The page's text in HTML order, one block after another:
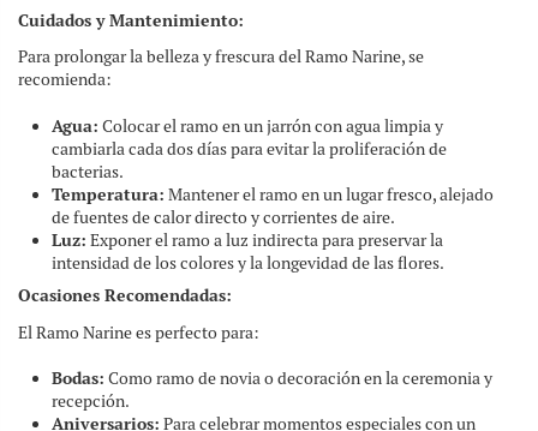
Cuidados y Mantenimiento:
Para prolongar la belleza y frescura del Ramo Narine, se
recomienda:
Agua: Colocar el ramo en un jarrón con agua limpia y
cambiarla cada dos días para evitar la proliferación de
bacterias.
Temperatura: Mantener el ramo en un lugar fresco, alejado
de fuentes de calor directo y corrientes de aire.
Luz: Exponer el ramo a luz indirecta para preservar la
intensidad de los colores y la longevidad de las flores.
Ocasiones Recomendadas:
El Ramo Narine es perfecto para:
Bodas: Como ramo de novia o decoración en la ceremonia y
recepción.
Aniversarios: Para celebrar momentos especiales con un